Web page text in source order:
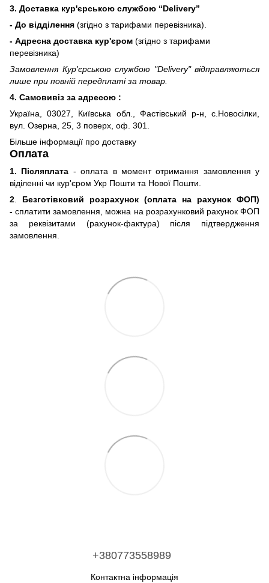
3. Доставка кур'єрською службою “Delivery”
- До відділення (згідно з тарифами перевізника).
- Адресна доставка кур'єром (згідно з тарифами
перевізника)
Замовлення Кур'єрською службою "Delivery" відправляються
лише при повній передплаті за товар.
4. Самовивіз за адресою :
Україна, 03027, Київська обл., Фастівський р-н, с.Новосілки,
вул. Озерна, 25, 3 поверх, оф. 301.
Більше інформації про доставку
Оплата
1. Післяплата - оплата в момент отримання замовлення у
віділенні чи кур'єром Укр Пошти та Нової Пошти.
2
Безготівковий розрахунок (оплата на рахунок ФОП)
-сплатити замовлення, можна на розрахунковий рахунок ФОП
за реквізитами (рахунок-фактура) після підтвердження
замовлення.
+380773558989
Контактна інформація